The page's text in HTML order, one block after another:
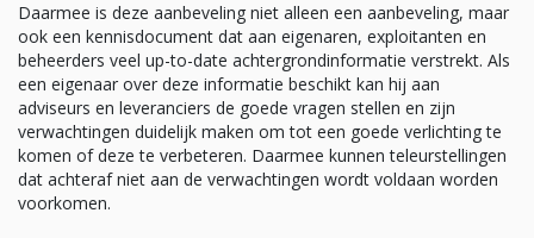
Daarmee is deze aanbeveling niet alleen een aanbeveling, maar
ook een kennisdocument dat aan eigenaren, exploitanten en
beheerders veel up-to-date achtergrondinformatie verstrekt. Als
een eigenaar over deze informatie beschikt kan hij aan
adviseurs en leveranciers de goede vragen stellen en zijn
verwachtingen duidelijk maken om tot een goede verlichting te
komen of deze te verbeteren. Daarmee kunnen teleurstellingen
dat achteraf niet aan de verwachtingen wordt voldaan worden
voorkomen.